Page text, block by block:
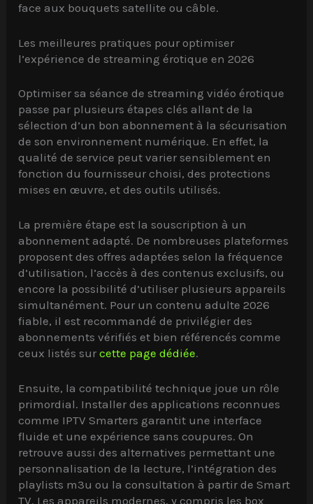
face aux bouquets satellite ou câble.
Les meilleures pratiques pour optimiser
l’expérience de streaming érotique en 2026
Optimiser sa séance de streaming vidéo érotique
passe par plusieurs étapes clés allant de la
sélection d’un bon abonnement à la sécurisation
de son environnement numérique. En effet, la
qualité de service peut varier sensiblement en
fonction du fournisseur choisi, des protections
mises en œuvre, et des outils utilisés.
La première étape est la souscription à un
abonnement adapté. De nombreuses plateformes
proposent des offres adaptées selon la fréquence
d’utilisation, l’accès à des contenus exclusifs, ou
encore la possibilité d’utiliser plusieurs appareils
simultanément. Pour un contenu adulte 2026
fiable, il est recommandé de privilégier des
abonnements vérifiés et bien référencés comme
ceux listés surcette page dédiée.
Ensuite, la compatibilité technique joue un rôle
primordial. Installer des applications reconnues
comme IPTV Smarters garantit une interface
fluide et une expérience sans coupures. On
retrouve aussi des alternatives permettant une
personnalisation de la lecture, l’intégration des
playlists m3u ou la consultation à partir de Smart
TV. Les appareils modernes, y compris les box